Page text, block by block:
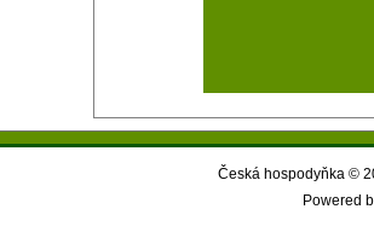
Česká hospodyňka ©
Powered